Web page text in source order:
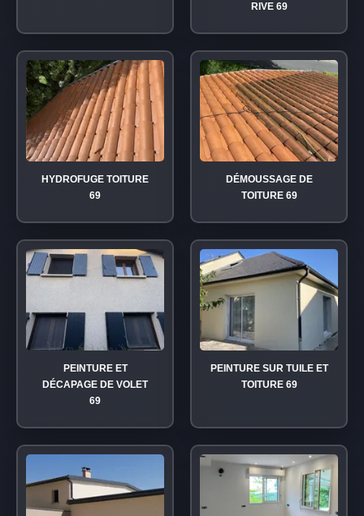
RIVE 69
HYDROFUGE TOITURE
69
DÉMOUSSAGE DE
TOITURE 69
PEINTURE ET
DÉCAPAGE DE VOLET
69
PEINTURE SUR TUILE ET
TOITURE 69